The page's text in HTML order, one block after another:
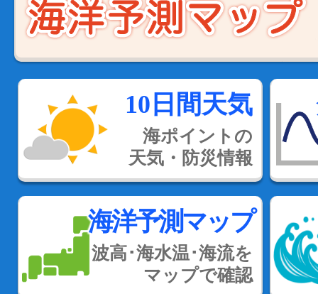
10日間天気
海ポイントの
天気・防災情報
海洋予測マップ
波高･海水温･海流を
マップで確認